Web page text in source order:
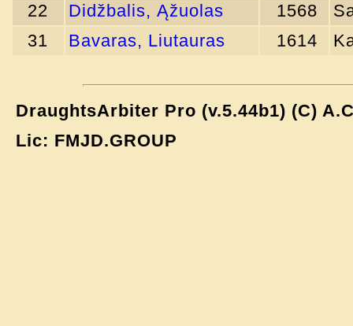
22
Didžbalis, Ąžuolas 1568
31
Bavaras, Liutauras 1614
DraughtsArbiter Pro (v.5.44b1) (C)
Lic: FMJD.GROUP